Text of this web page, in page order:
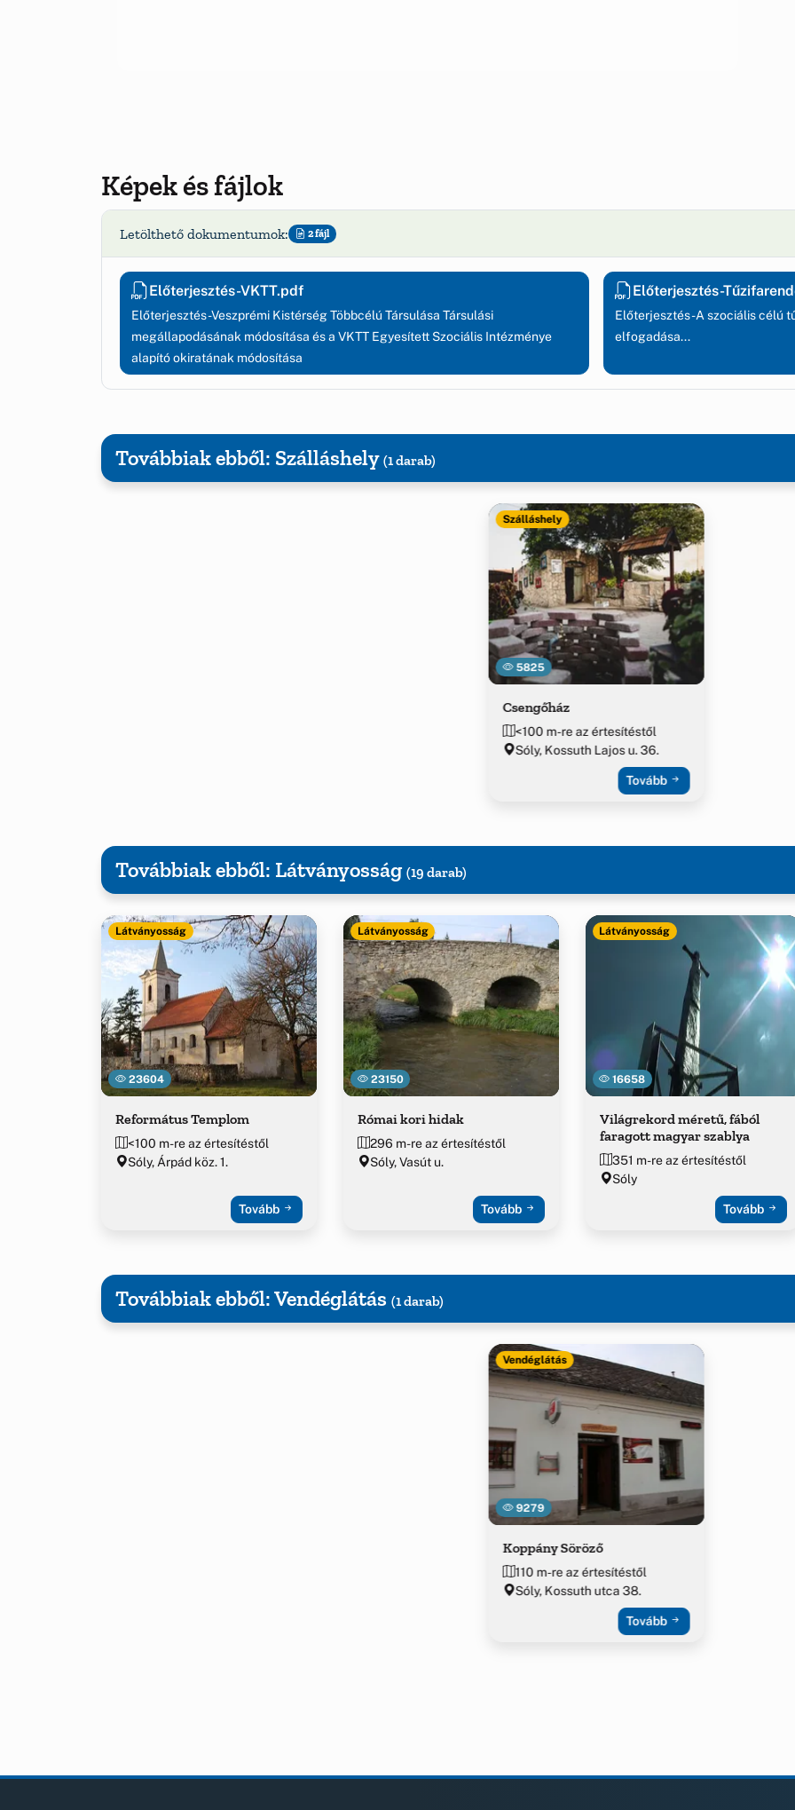
Képek és fájlok
Letölthető dokumentumok: 2 fájl
Előterjesztés-VKTT.pdf
Előterjesztés-Veszprémi Kistérség Többcélú Társulása Társulási
megállapodásának módosítása és a VKTT Egyesített Szociális Intézménye
alapító okiratának módosítása
Előterjesztés-
Előterjesztés-A szociális célú
elfogadása...
Továbbiak ebből: Szálláshely (1 darab)
5825
Szálláshely
Csengőház
<100 m-re az értesítéstől
Sóly, Kossuth Lajos u. 36.
Tovább
Továbbiak ebből: Látványosság (19 darab)
23604
Látványosság
Református Templom
<100 m-re az értesítéstől
Sóly, Árpád köz. 1.
Tovább
23150
Látványosság
Római kori hidak
296 m-re az értesítéstől
Sóly, Vasút u.
Tovább
16658
Látványosság
Világrekord méretű, fából
faragott magyar szablya
351 m-re az értesítéstől
Sóly
Tovább
Továbbiak ebből: Vendéglátás (1 darab)
9279
Vendéglátás
Koppány Söröző
110 m-re az értesítéstől
Sóly, Kossuth utca 38.
Tovább